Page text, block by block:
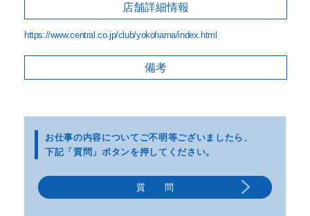
店舗詳細情報
https://www.central.co.jp/club/yokohama/index.html
備考
お仕事の内容についてご不明等ございましたら、
下記「質問」ボタンを押してください。
質 問